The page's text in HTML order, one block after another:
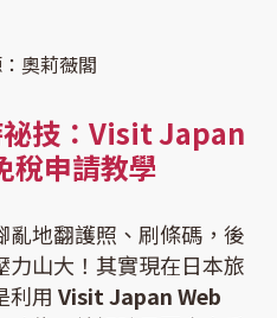
奧莉薇閣
技：Visit Japan
稅申請教學
地翻護照、刷條碼，後
山大！其實現在日本旅
利用 Visit Japan Web